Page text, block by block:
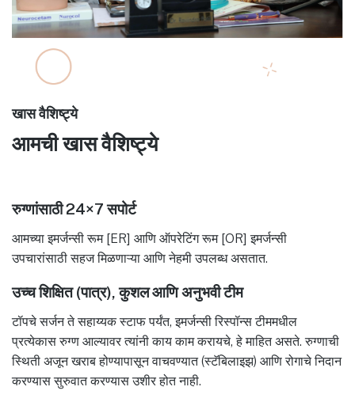
खास वैशिष्ट्ये
आमची खास वैशिष्ट्ये
रुग्णांसाठी 24×7 सपोर्ट
आमच्या इमर्जन्सी रूम [ER] आणि ऑपरेटिंग रूम [OR] इमर्जन्सी
उपचारांसाठी सहज मिळणाऱ्या आणि नेहमी उपलब्ध असतात.
उच्च शिक्षित (पात्र), कुशल आणि अनुभवी टीम
टॉपचे सर्जन ते सहाय्यक स्टाफ पर्यंत, इमर्जन्सी रिस्पॉन्स टीममधील
प्रत्येकास रुग्ण आल्यावर त्यांनी काय काम करायचे, हे माहित असते. रुग्णाची
स्थिती अजून खराब होण्यापासून वाचवण्यात (स्टॅबिलाइझ) आणि रोगाचे निदान
करण्यास सुरुवात करण्यास उशीर होत नाही.